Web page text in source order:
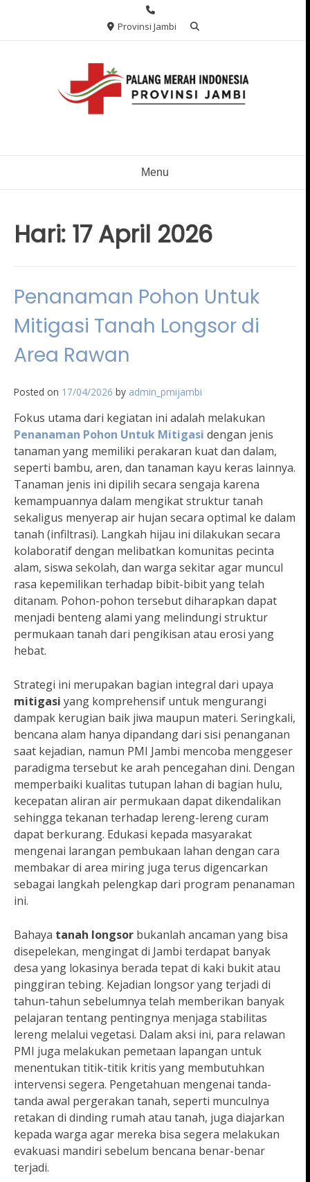
Provinsi Jambi
Menu
Hari: 17 April 2026
Penanaman Pohon Untuk
Mitigasi Tanah Longsor di
Area Rawan
Posted on 17/04/2026 by admin_pmijambi
Fokus utama dari kegiatan ini adalah melakukan
Penanaman Pohon Untuk Mitigasi dengan jenis
tanaman yang memiliki perakaran kuat dan dalam,
seperti bambu, aren, dan tanaman kayu keras lainnya.
Tanaman jenis ini dipilih secara sengaja karena
kemampuannya dalam mengikat struktur tanah
sekaligus menyerap air hujan secara optimal ke dalam
tanah (infiltrasi). Langkah hijau ini dilakukan secara
kolaboratif dengan melibatkan komunitas pecinta
alam, siswa sekolah, dan warga sekitar agar muncul
rasa kepemilikan terhadap bibit-bibit yang telah
ditanam. Pohon-pohon tersebut diharapkan dapat
menjadi benteng alami yang melindungi struktur
permukaan tanah dari pengikisan atau erosi yang
hebat.
Strategi ini merupakan bagian integral dari upaya
mitigasi yang komprehensif untuk mengurangi
dampak kerugian baik jiwa maupun materi. Seringkali,
bencana alam hanya dipandang dari sisi penanganan
saat kejadian, namun PMI Jambi mencoba menggeser
paradigma tersebut ke arah pencegahan dini. Dengan
memperbaiki kualitas tutupan lahan di bagian hulu,
kecepatan aliran air permukaan dapat dikendalikan
sehingga tekanan terhadap lereng-lereng curam
dapat berkurang. Edukasi kepada masyarakat
mengenai larangan pembukaan lahan dengan cara
membakar di area miring juga terus digencarkan
sebagai langkah pelengkap dari program penanaman
ini.
Bahaya tanah longsor bukanlah ancaman yang bisa
disepelekan, mengingat di Jambi terdapat banyak
desa yang lokasinya berada tepat di kaki bukit atau
pinggiran tebing. Kejadian longsor yang terjadi di
tahun-tahun sebelumnya telah memberikan banyak
pelajaran tentang pentingnya menjaga stabilitas
lereng melalui vegetasi. Dalam aksi ini, para relawan
PMI juga melakukan pemetaan lapangan untuk
menentukan titik-titik kritis yang membutuhkan
intervensi segera. Pengetahuan mengenai tanda-
tanda awal pergerakan tanah, seperti munculnya
retakan di dinding rumah atau tanah, juga diajarkan
kepada warga agar mereka bisa segera melakukan
evakuasi mandiri sebelum bencana benar-benar
terjadi.